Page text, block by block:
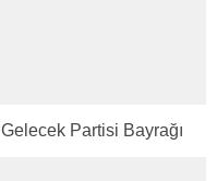
Gelecek Partisi Bayrağı